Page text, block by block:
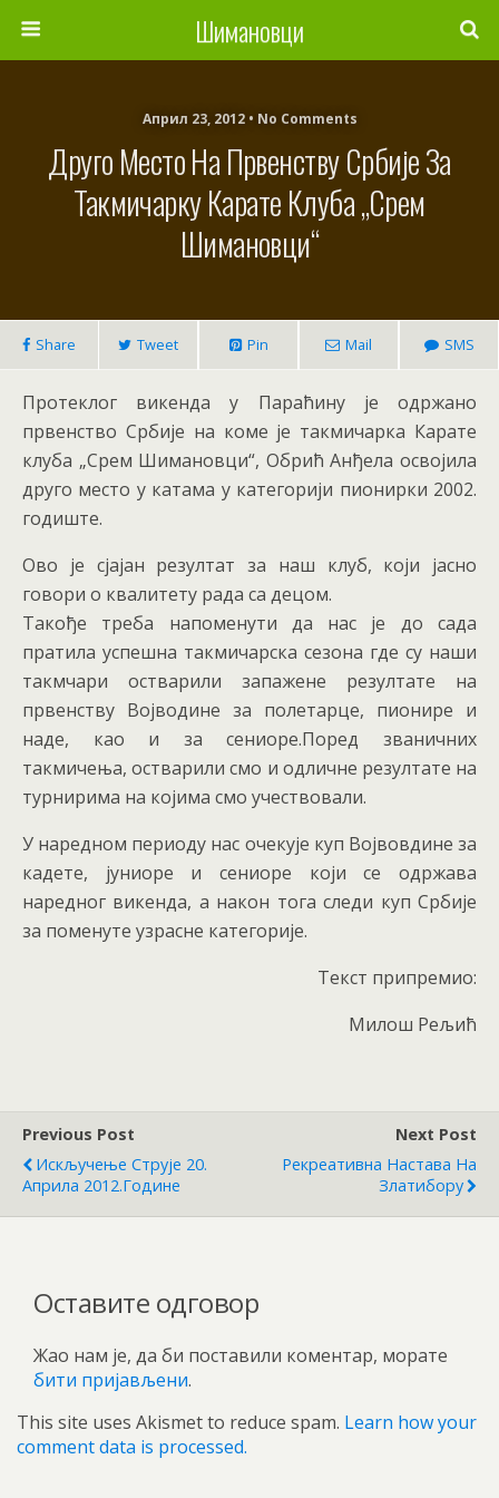
Шимановци
Април 23, 2012 • No Comments
Друго Место На Првенству Србије За
Такмичарку Карате Клуба „Срем
Шимановци“
Share Tweet Pin Mail SMS
Протеклог викенда у Параћину је одржано
првенство Србије на коме је такмичарка Карате
клуба „Срем Шимановци“, Обрић Анђела освојила
друго место у катама у категорији пионирки 2002.
годиште.
Ово је сјајан резултат за наш клуб, који јасно
говори о квалитету рада са децом.
Такође треба напоменути да нас је до сада
пратила успешна такмичарска сезона где су наши
такмчари остварили запажене резултате на
првенству Војводине за полетарце, пионире и
наде, као и за сениоре.Поред званичних
такмичења, остварили смо и одличне резултате на
турнирима на којима смо учествовали.
У наредном периоду нас очекује куп Војвовдине за
кадете, јуниоре и сениоре који се одржава
наредног викенда, а након тога следи куп Србије
за поменуте узрасне категорије.
Текст припремио:
Милош Рељић
Previous Post
Искључење Струје 20.
Априла 2012.године
Next Post
Рекреативна Настава На
Златибору
Оставите одговор
Жао нам је, да би поставили коментар, морате
бити пријављени.
This site uses Akismet to reduce spam. Learn how your
comment data is processed.